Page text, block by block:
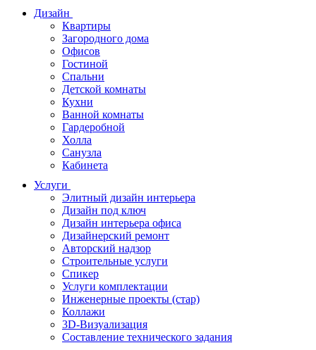
Дизайн
Квартиры
Загородного дома
Офисов
Гостиной
Спальни
Детской комнаты
Кухни
Ванной комнаты
Гардеробной
Холла
Санузла
Кабинета
Услуги
Элитный дизайн интерьера
Дизайн под ключ
Дизайн интерьера офиса
Дизайнерский ремонт
Авторский надзор
Строительные услуги
Спикер
Услуги комплектации
Инженерные проекты (стар)
Коллажи
3D-Визуализация
Составление технического задания